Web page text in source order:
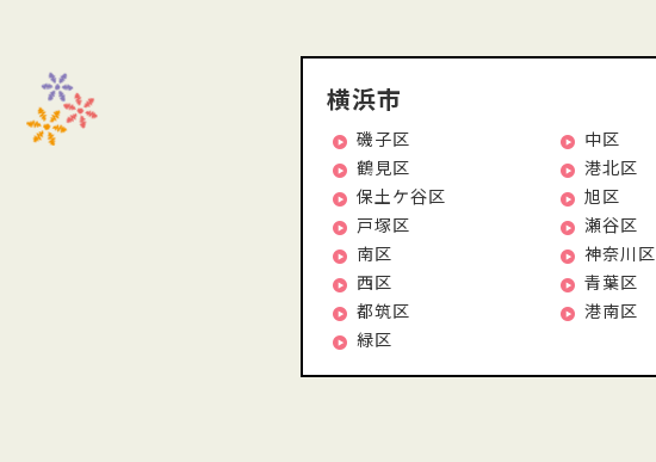
横浜市
磯子区
中区
鶴見区
港北区
保土ケ谷区
旭区
戸塚区
瀬谷区
南区
神奈川区
西区
青葉区
都筑区
港南区
緑区